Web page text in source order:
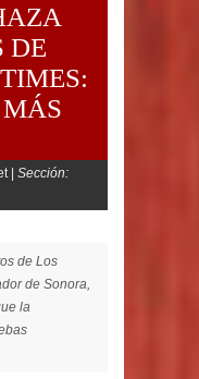
DE
MÁS
| Sección:
de Los
de Sonora,
la